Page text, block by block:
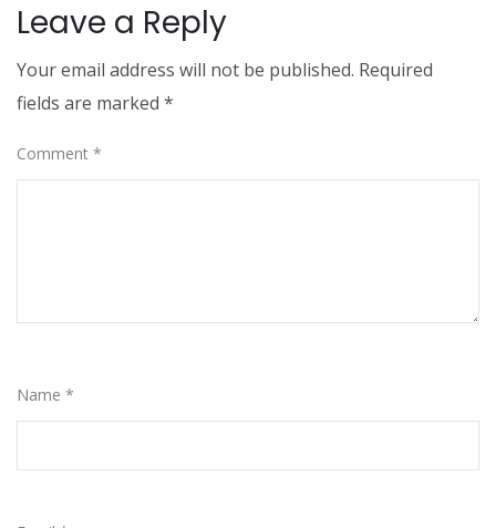
Leave a Reply
Your email address will not be published. Required
fields are marked *
Comment *
Name *